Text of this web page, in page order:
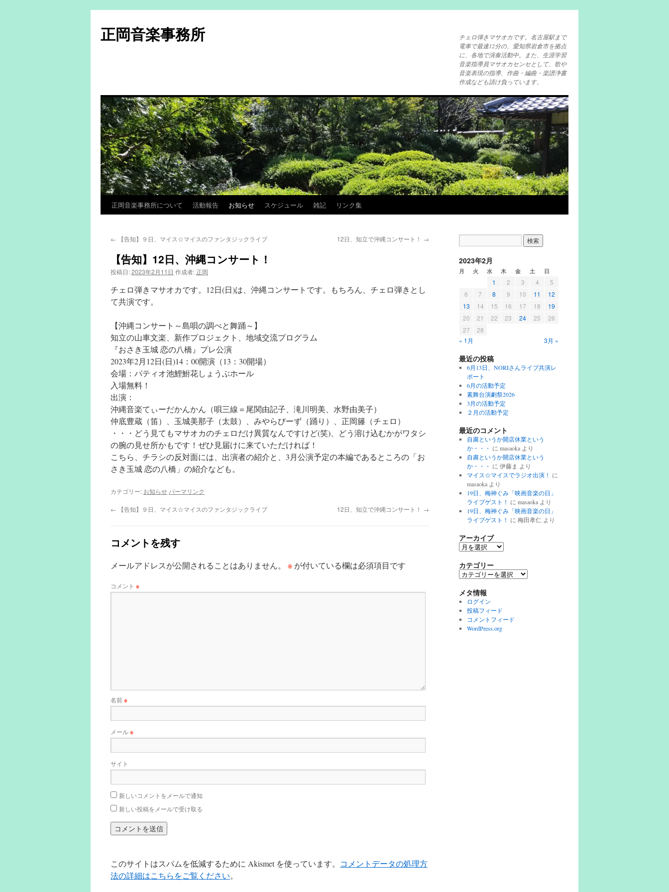
テ
ン
プ
正岡音楽事務所
チェロ弾きマサオカです。名古屋駅まで
電車で最速12分の、愛知県岩倉市を拠点
に、各地で演奏活動中。また、生涯学習
音楽指導員マサオカセンセとして、歌や
音楽表現の指導、作曲・編曲・楽譜浄書
作成なども請け負っています。
正岡音楽事務所について 活動報告 お知らせ スケジュール 雑記 リンク集
← 【告知】９日、マイス☆マイスのファンタジックライブ 12日、知立で沖縄コンサート！ →
【告知】12日、沖縄コンサート！
投稿日:2023年2月11日 作成者: 正岡
チェロ弾きマサオカです。12日(日)は、沖縄コンサートです。もちろん、チェロ弾きとし
て共演です。
【沖縄コンサート～島唄の調べと舞踊～】
知立の山車文楽、新作プロジェクト、地域交流プログラム
『おさき玉城 恋の八橋』プレ公演
2023年2月12日(日)14：00開演（13：30開場）
会場：パティオ池鯉鮒花しょうぶホール
入場無料！
出演：
沖縄音楽てぃーだかんかん（唄三線＝尾関由記子、滝川明美、水野由美子）
仲底豊蔵（笛）、玉城美那子（太鼓）、みやらびーず（踊り）、正岡籐（チェロ）
・・・どう見てもマサオカのチェロだけ異質なんですけど(笑)、どう溶け込むかがワタシ
の腕の見せ所かもです！ぜひ見届けに来ていただければ！
こちら、チラシの反対面には、出演者の紹介と、3月公演予定の本編であるところの「お
さき玉城 恋の八橋」の紹介なども。
カテゴリー: お知らせ パーマリンク
← 【告知】９日、マイス☆マイスのファンタジックライブ 12日、知立で沖縄コンサート！ →
コメントを残す
メールアドレスが公開されることはありません。 ※ が付いている欄は必須項目です
コメント ※
名前※
メール※
サイト
新しいコメントをメールで通知
新しい投稿をメールで受け取る
このサイトはスパムを低減するために Akismet を使っています。 コメントデータの処理方
法の詳細はこちらをご覧ください。
2023年2月
月 火 水 木 金 土 日
1 2 3 4
5
6
7 8 9 10 11
12
13
14 15 16 17 18
19
20
21 22 23 24 25
26
27
28
« 1月
3月 »
最近の投稿
6月13日、NORIさんライブ共演レ
ポート
6月の活動予定
素舞台演劇祭2026
3月の活動予定
２月の活動予定
最近のコメント
自粛というか開店休業という
か・・・ に masaokaより
自粛というか開店休業という
か・・・ に 伊藤ま より
マイス☆マイスでラジオ出演！ に
masaokaより
19日、梅神ぐみ「映画音楽の日」
ライブゲスト！ に masaokaより
19日、梅神ぐみ「映画音楽の日」
ライブゲスト！ に 梅田孝仁 より
アーカイブ
ア
カ
イ
カテゴリー
カ
ゴ
リ
ー
メタ情報
ログイン
投稿フィード
コメントフィード
WordPress.org